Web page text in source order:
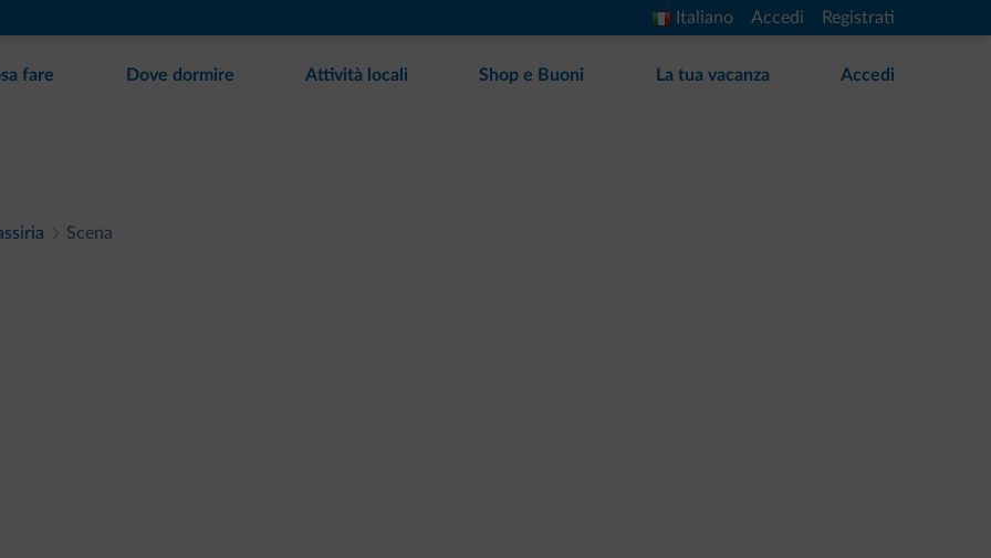
Italiano Accedi Registrati
fare Dove dormire Attività locali Shop e Buoni La tua vacanza Accedi
Scena